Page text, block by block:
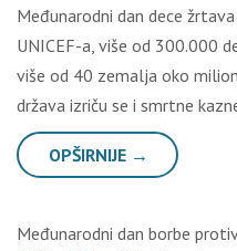
Međunarodni dan dece
UNICEF-a, više od 300.000
više od 40 zemalja oko
država izriču se i smrtne
OPŠIRNIJE →
Međunarodni dan borbe